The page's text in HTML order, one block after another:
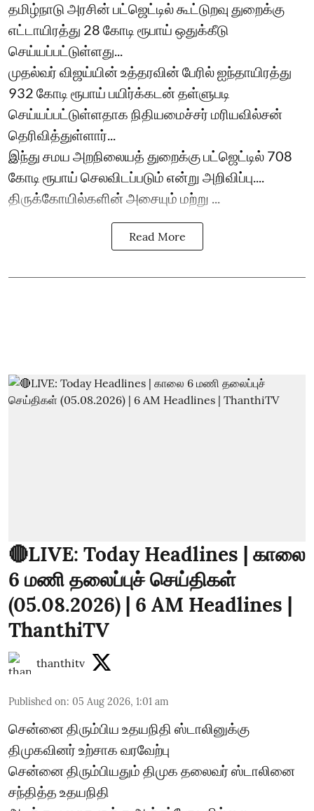
தமிழ்நாடு அரசின் பட்ஜெட்டில் கூட்டுறவு துறைக்கு
எட்டாயிரத்து 28 கோடி ரூபாய் ஒதுக்கீடு
செய்யப்பட்டுள்ளது...
முதல்வர் விஜய்யின் உத்தரவின் பேரில் ஐந்தாயிரத்து
932 கோடி ரூபாய் பயிர்க்கடன் தள்ளுபடி
செய்யப்பட்டுள்ளதாக நிதியமைச்சர் மரியவில்சன்
தெரிவித்துள்ளார்...
இந்து சமய அறநிலையத் துறைக்கு பட்ஜெட்டில் 708
கோடி ரூபாய் செலவிடப்படும் என்று அறிவிப்பு....
திருக்கோயில்களின் அசையும் மற்று ...
Read More
🔴LIVE: Today Headlines | காலை
6 மணி தலைப்புச் செய்திகள்
(05.08.2026) | 6 AM Headlines |
ThanthiTV
thanthitv
Published on: 05 Aug 2026, 1:01 am
சென்னை திரும்பிய உதயநிதி ஸ்டாலினுக்கு
திமுகவினர் உற்சாக வரவேற்பு
சென்னை திரும்பியதும் திமுக தலைவர் ஸ்டாலினை
சந்தித்த உதயநிதி